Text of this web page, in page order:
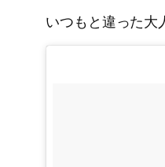
いつもと違った大